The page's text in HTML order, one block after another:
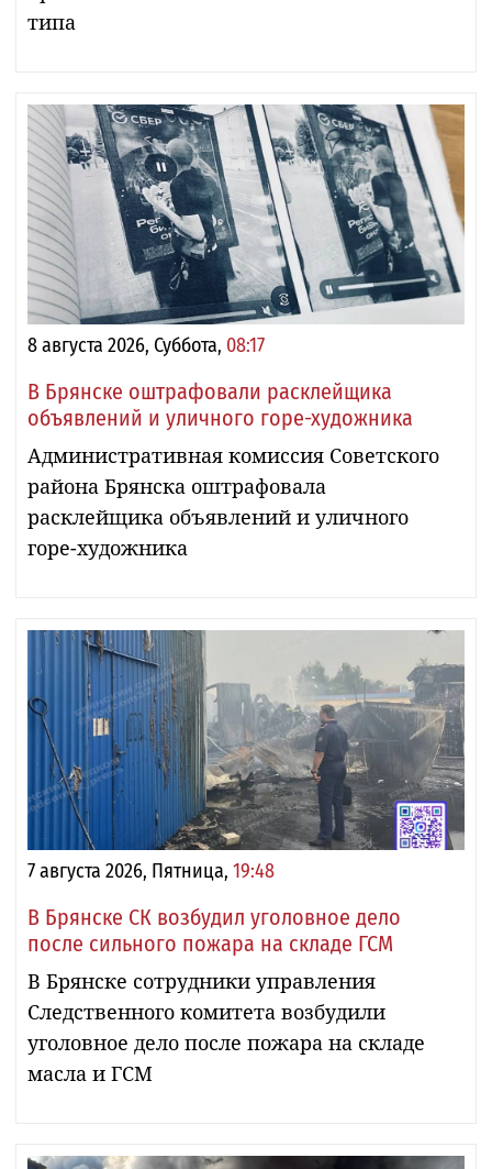
типа
8 августа 2026, Суббота, 08:17
В Брянске оштрафовали расклейщика
объявлений и уличного горе-художника
Административная комиссия Советского
района Брянска оштрафовала
расклейщика объявлений и уличного
горе-художника
7 августа 2026, Пятница, 19:48
В Брянске СК возбудил уголовное дело
после сильного пожара на складе ГСМ
В Брянске сотрудники управления
Следственного комитета возбудили
уголовное дело после пожара на складе
масла и ГСМ